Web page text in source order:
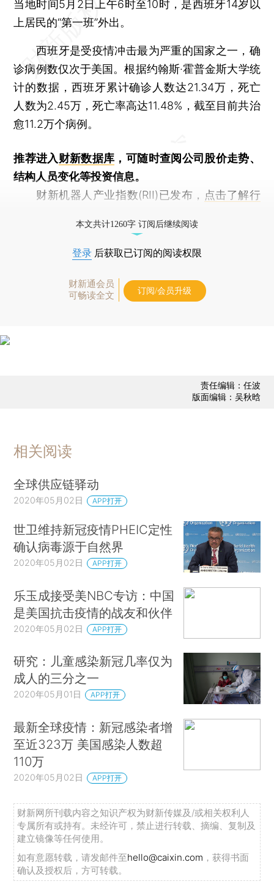
当地时间5月2日上午6时至10时，是西班牙14岁以
上居民的“第一班”外出。
西班牙是受疫情冲击最为严重的国家之一，确
诊病例数仅次于美国。根据约翰斯·霍普金斯大学统
计的数据，西班牙累计确诊人数达21.34万，死亡
人数为2.45万，死亡率高达11.48%，截至目前共治
愈11.2万个病例。
推荐进入财新数据库 ，可随时查阅公司股价走势、
结构人员变化等投资信息。
财新机器人产业指数(RII)已发布， 点击了解行
本文共计1260字 订阅后继续阅读
登录 后获取已订阅的阅读权限
财新通会员
可畅读全文
订阅/会员升级
责任编辑：任波
版面编辑：吴秋晗
相关阅读
全球供应链驿动
2020年05月02日 APP打开
世卫维持新冠疫情PHEIC定性
确认病毒源于自然界
2020年05月02日 APP打开
乐玉成接受美NBC专访：中国
是美国抗击疫情的战友和伙伴
2020年05月02日 APP打开
研究：儿童感染新冠几率仅为
成人的三分之一
2020年05月01日 APP打开
最新全球疫情：新冠感染者增
至近323万 美国感染人数超
110万
2020年05月02日 APP打开
财新网所刊载内容之知识产权为财新传媒及/或相关权利人
专属所有或持有。未经许可，禁止进行转载、摘编、复制及
建立镜像等任何使用。
如有意愿转载，请发邮件至hello@caixin.com ，获得书面
确认及授权后，方可转载。